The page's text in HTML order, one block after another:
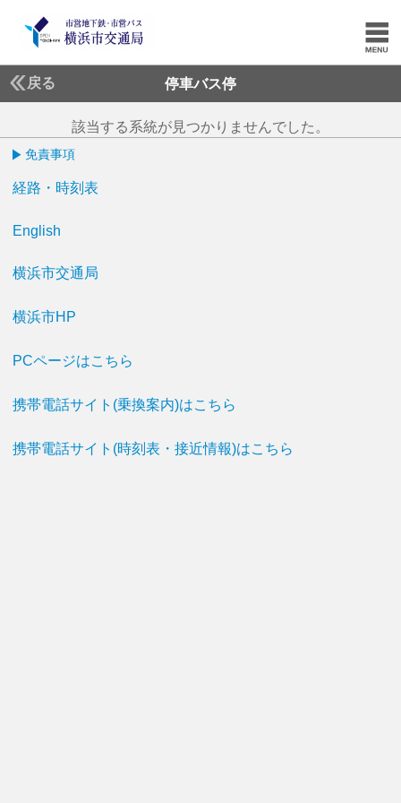
戻る 停車バス停
該当する系統が見つかりませんでした。
免責事項
経路・時刻表
English
横浜市交通局
横浜市HP
PCページはこちら
携帯電話サイト(乗換案内)はこちら
携帯電話サイト(時刻表・接近情報)はこちら